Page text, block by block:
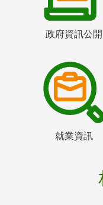
政府資訊公開
就業資訊